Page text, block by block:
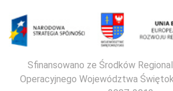
Sfinansowano ze Środków
Operacyjnego Województwa